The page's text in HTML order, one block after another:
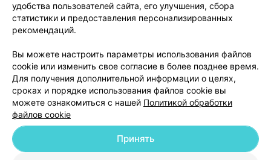
Написать руководителю 103.by
Обработка персональных данных
© 2026 ООО «Артокс Лаб», УНП 191700409
| 220012, Республика Беларусь,
удобства пользователей сайта, его улучшения, сбора
статистики и предоставления персонализированных
рекомендаций.
Вы можете настроить параметры использования файлов
cookie или изменить свое согласие в более позднее время.
Для получения дополнительной информации о целях,
сроках и порядке использования файлов cookie вы
можете ознакомиться с нашей Политикой обработки
файлов cookie
Принять